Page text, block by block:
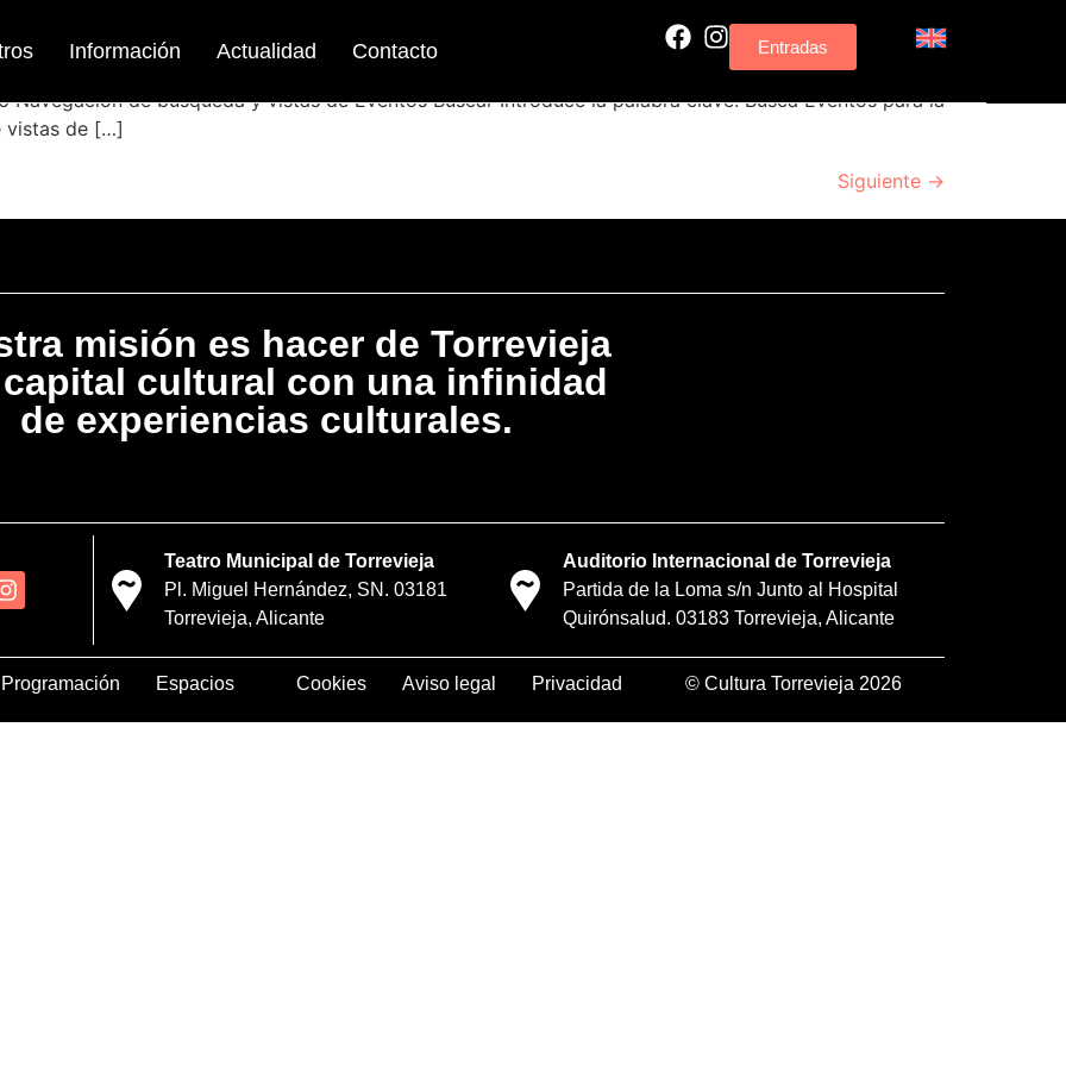
Información Actualidad Contacto Entradas
de búsqueda y vistas de Eventos Buscar Introduce la palabra clave. Busca Eventos para la
vistas de […]
Siguiente →
misión es hacer de Torrevieja
cultural con una infinidad
de experiencias culturales.
Teatro Municipal de Torrevieja
Pl. Miguel Hernández, SN. 03181
Torrevieja, Alicante
Auditorio Internacional de Torrevieja
Partida de la Loma s/n Junto al Hospital
Quirónsalud. 03183 Torrevieja, Alicante
Programación Espacios Cookies Aviso legal Privacidad © Cultura Torrevieja 2026